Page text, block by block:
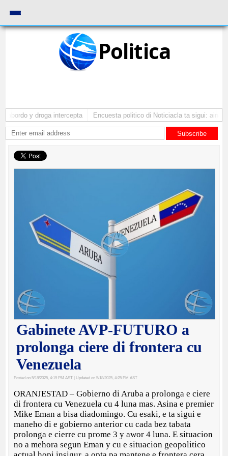
Politica
abordo y droga intercepta Encuesta politico di Noticiacla ta sigui: ainda
Subscribe
Gabinete AVP-FUTURO a
prolonga ciere di frontera cu
Venezuela
Posted on 5/18/2025, 4:19 PM AST | Updated on 5/18/2025, 4:25 PM AST
ORANJESTAD – Gobierno di Aruba a prolonga e ciere
di frontera cu Venezuela cu 4 luna mas. Asina e premier
Mike Eman a bisa diadomingo. Cu esaki, e ta sigui e
maneho di e gobierno anterior cu cada bez tabata
prolonga e cierre cu prome 3 y awor 4 luna. E situacion
no a mehora segun Eman y cu e situacion geopolitico